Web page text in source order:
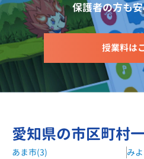
保護者の方も
授業料は
愛知県の市区町村
あま市(3)
み